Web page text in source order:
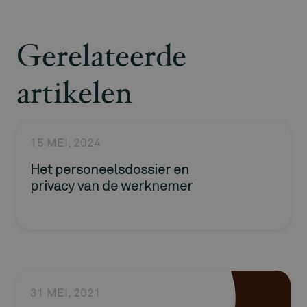
Gerelateerde
artikelen
15 MEI, 2024
Het personeelsdossier en
privacy van de werknemer
31 MEI, 2021